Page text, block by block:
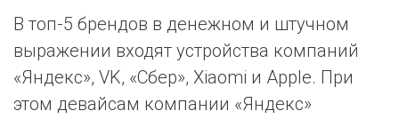
В топ-5 брендов в денежном и штучном
выражении входят устройства компаний
«Яндекс», VK, «Сбер», Xiaomi и Apple. При
этом девайсам компании «Яндекс»